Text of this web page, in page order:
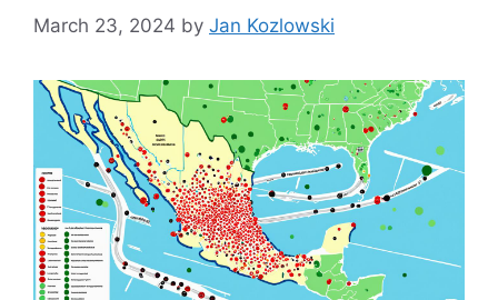
March 23, 2024 by Jan Kozlowski